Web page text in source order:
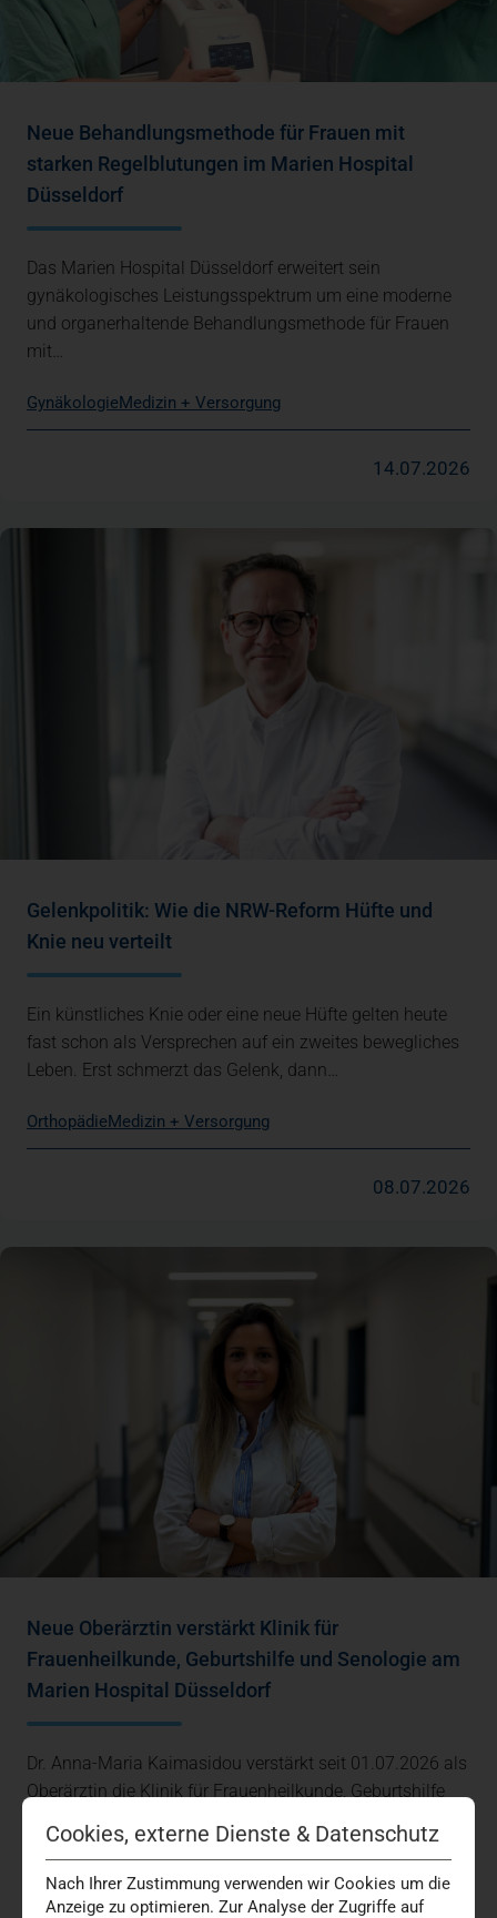
Neue Behandlungsmethode für Frauen mit
starken Regelblutungen im Marien Hospital
Düsseldorf
Das Marien Hospital Düsseldorf erweitert sein
gynäkologisches Leistungsspektrum um eine moderne
und organerhaltende Behandlungsmethode für Frauen
mit…
GynäkologieMedizin + Versorgung
14.07.2026
Gelenkpolitik: Wie die NRW-Reform Hüfte und
Knie neu verteilt
Ein künstliches Knie oder eine neue Hüfte gelten heute
fast schon als Versprechen auf ein zweites bewegliches
Leben. Erst schmerzt das Gelenk, dann…
OrthopädieMedizin + Versorgung
08.07.2026
Neue Oberärztin verstärkt Klinik für
Frauenheilkunde, Geburtshilfe und Senologie am
Marien Hospital Düsseldorf
Dr. Anna-Maria Kaimasidou verstärkt seit 01.07.2026 als
Oberärztin die Klinik für Frauenheilkunde, Geburtshilfe
Cookies, externe Dienste & Datenschutz
Nach Ihrer Zustimmung verwenden wir Cookies um die
Anzeige zu optimieren. Zur Analyse der Zugriffe auf